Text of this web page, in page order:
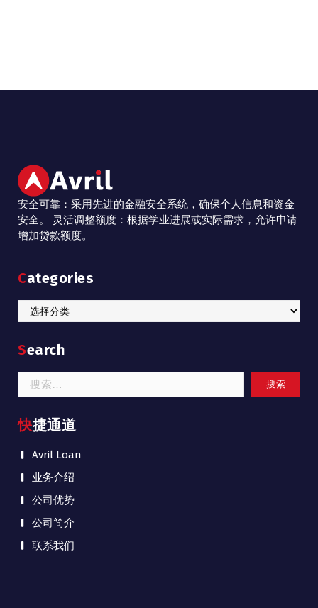
安全可靠：采用先进的金融安全系统，确保个人信息和资金
安全。 灵活调整额度：根据学业进展或实际需求，允许申请
增加贷款额度。
Categories
Categories
Search
索：
快捷通道
Avril Loan
业务介绍
公司优势
公司简介
联系我们